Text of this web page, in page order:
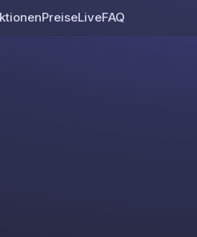
PreiseLiveFAQ